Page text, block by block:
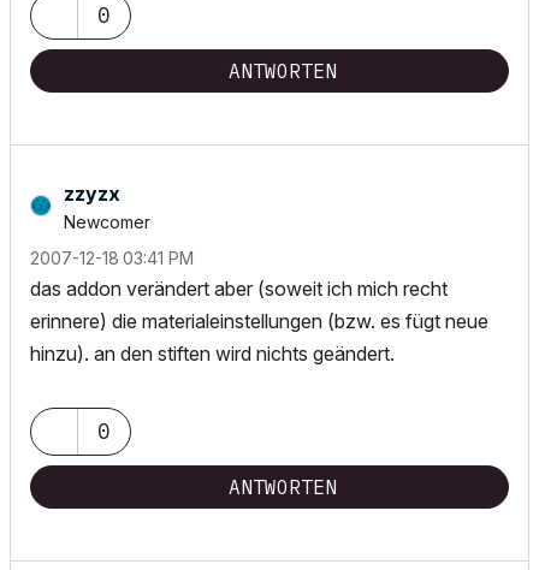
0
ANTWORTEN
zzyzx
Newcomer
‎2007-12-18 03:41 PM
das addon verändert aber (soweit ich mich recht
erinnere) die materialeinstellungen (bzw. es fügt neue
hinzu). an den stiften wird nichts geändert.
0
ANTWORTEN